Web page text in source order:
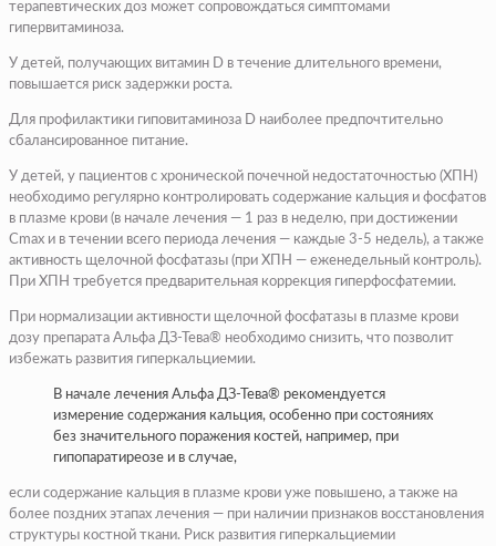
терапевтических доз может сопровождаться симптомами
гипервитаминоза.
У детей, получающих витамин D в течение длительного времени,
повышается риск задержки роста.
Для профилактики гиповитаминоза D наиболее предпочтительно
сбалансированное питание.
У детей, у пациентов с хронической почечной недостаточностью (ХПН)
необходимо регулярно контролировать содержание кальция и фосфатов
в плазме крови (в начале лечения — 1 раз в неделю, при достижении
Сmах и в течении всего периода лечения — каждые 3-5 недель), а также
активность щелочной фосфатазы (при ХПН — еженедельный контроль).
При ХПН требуется предварительная коррекция гиперфосфатемии.
При нормализации активности щелочной фосфатазы в плазме крови
дозу препарата Альфа ДЗ-Тева® необходимо снизить, что позволит
избежать развития гиперкальциемии.
В начале лечения Альфа ДЗ-Тева® рекомендуется
измерение содержания кальция, особенно при состояниях
без значительного поражения костей, например, при
гипопаратиреозе и в случае,
если содержание кальция в плазме крови уже повышено, а также на
более поздних этапах лечения — при наличии признаков восстановления
структуры костной ткани. Риск развития гиперкальциемии